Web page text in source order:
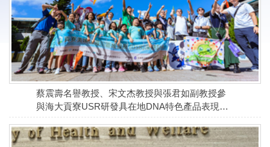
蔡震壽名譽教授、宋文杰教授與張君如副教授參
與海大貢寮USR研發具在地DNA特色產品表現亮
眼🎉